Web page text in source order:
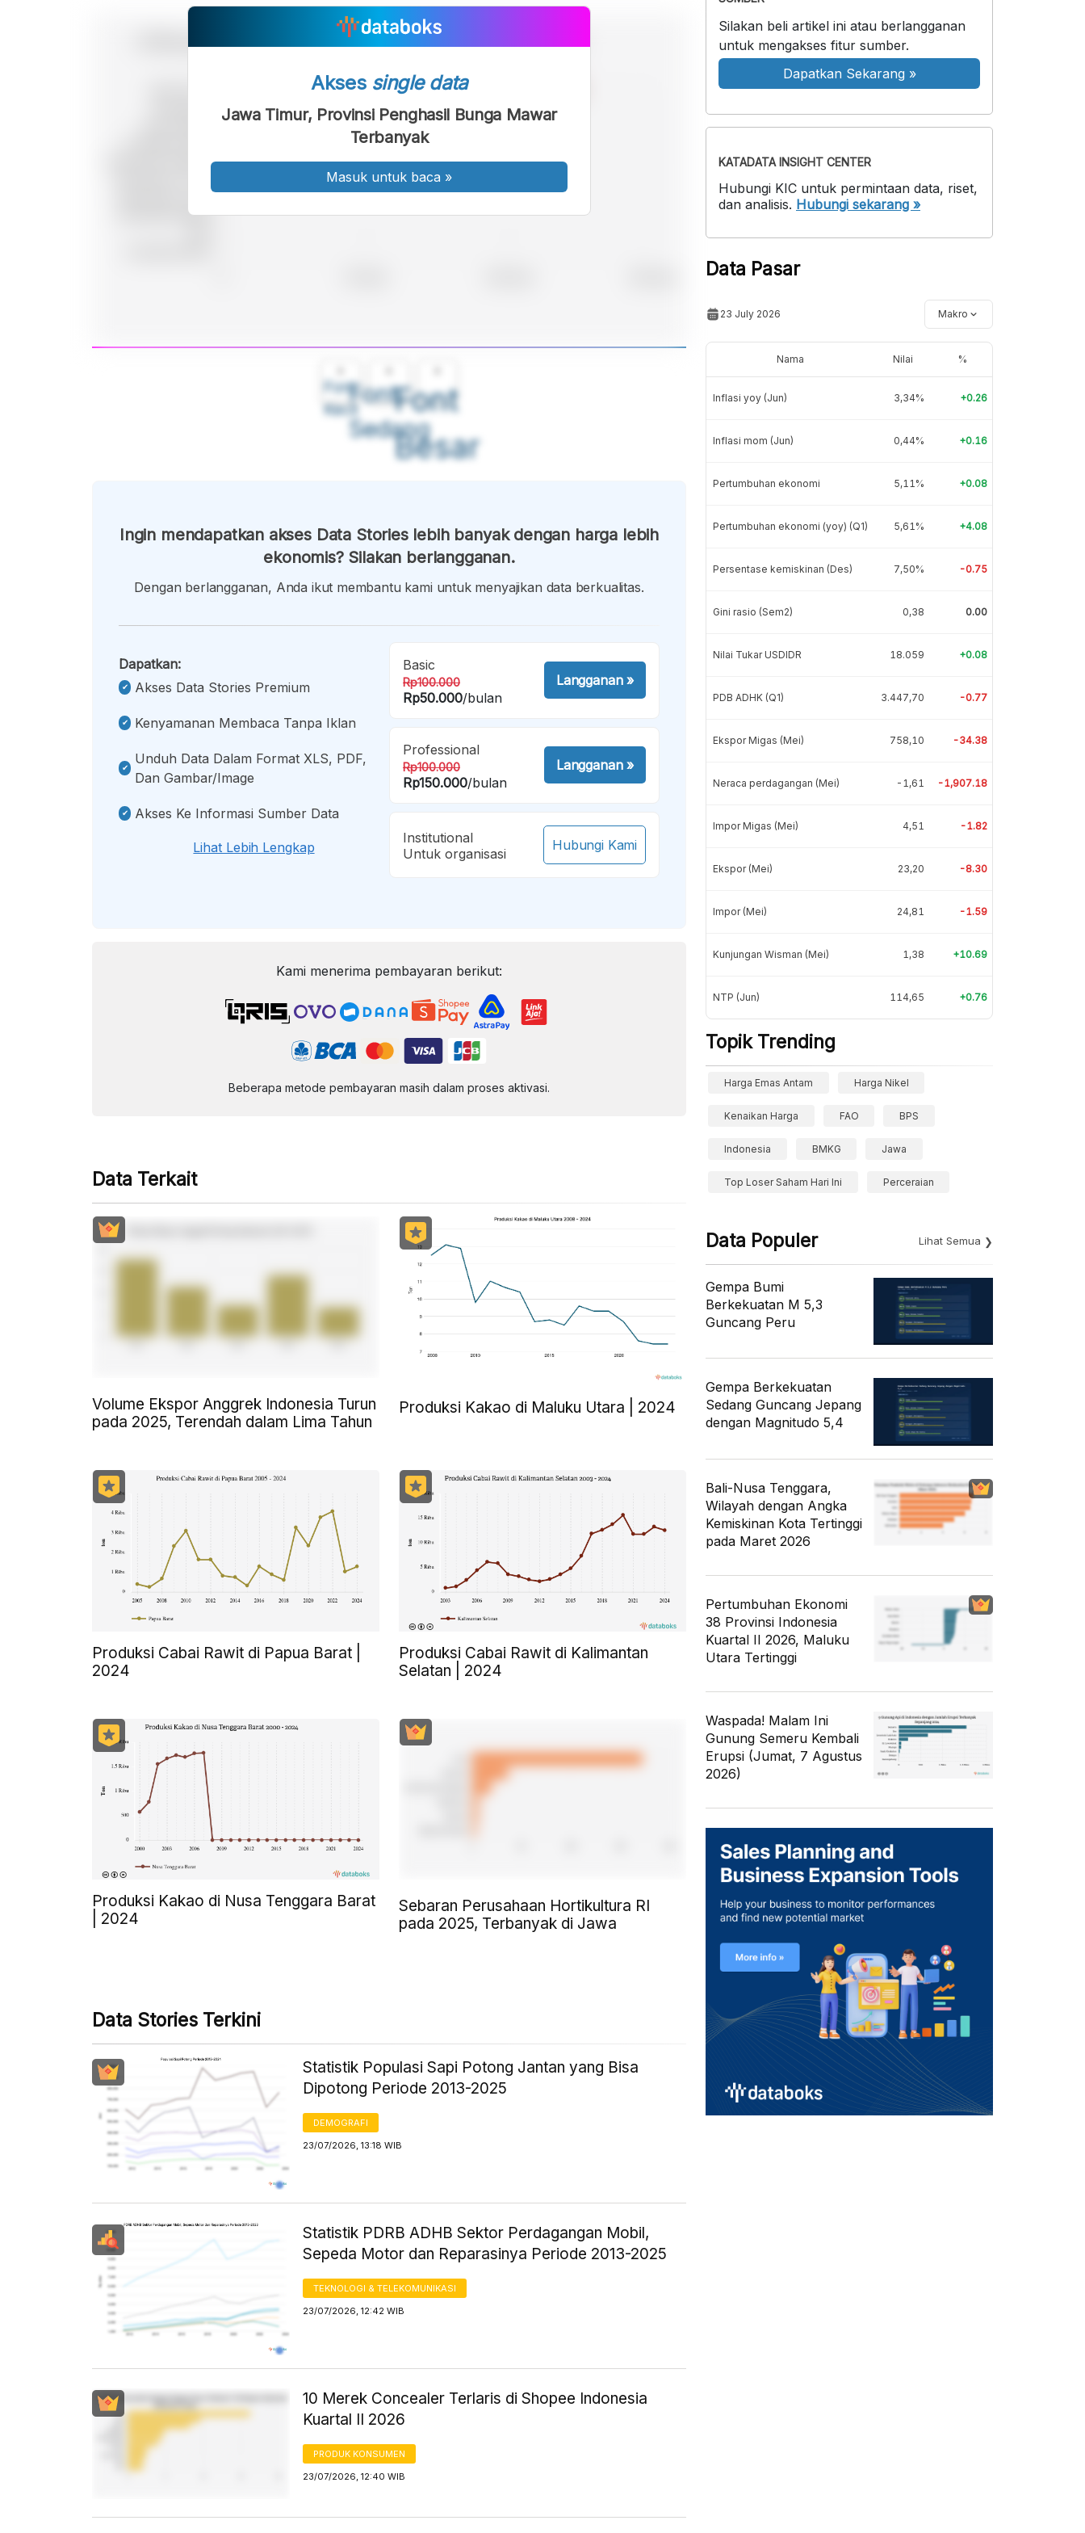
Font
Kecil
Font
Sedang
Font
Besar
Akses single data
Jawa Timur, Provinsi Penghasil Bunga Mawar
Terbanyak
Masuk untuk baca »
Ingin mendapatkan akses Data Stories lebih banyak dengan harga lebih
ekonomis? Silakan berlangganan.
Dengan berlangganan, Anda ikut membantu kami untuk menyajikan data berkualitas.
Dapatkan:
Akses Data Stories Premium
Kenyamanan Membaca Tanpa Iklan
Unduh Data Dalam Format XLS, PDF,
Dan Gambar/image
Akses Ke Informasi Sumber Data
Lihat Lebih Lengkap
Basic
Rp100.000
Rp50.000/bulan
Langganan»
Professional
Rp100.000
Rp150.000/bulan
Langganan»
Institutional
Untuk organisasi
Hubungi Kami
Kami menerima pembayaran berikut:
Beberapa metode pembayaran masih dalam proses aktivasi.
Data Terkait
Volume Ekspor Anggrek Indonesia Turun
pada 2025, Terendah dalam Lima Tahun
Produksi Kakao di Maluku Utara | 2024
Produksi Cabai Rawit di Papua Barat |
2024
Produksi Cabai Rawit di Kalimantan
Selatan | 2024
Produksi Kakao di Nusa Tenggara Barat
| 2024
Sebaran Perusahaan Hortikultura RI
pada 2025, Terbanyak di Jawa
Data Stories Terkini
Statistik Populasi Sapi Potong Jantan yang Bisa
Dipotong Periode 2013-2025
DEMOGRAFI
23/07/2026, 13:18 WIB
Statistik PDRB ADHB Sektor Perdagangan Mobil,
Sepeda Motor dan Reparasinya Periode 2013-2025
TEKNOLOGI & TELEKOMUNIKASI
23/07/2026, 12:42 WIB
10 Merek Concealer Terlaris di Shopee Indonesia
Kuartal II 2026
PRODUK KONSUMEN
23/07/2026, 12:40 WIB
Silakan beli artikel ini atau berlangganan
untuk mengakses fitur sumber.
Dapatkan Sekarang »
KATADATA INSIGHT CENTER
Hubungi KIC untuk permintaan data, riset,
dan analisis. Hubungi sekarang »
Data Pasar
23 July 2026 Makro
Nama Nilai %
Inflasi yoy (Jun) 3,34% +0.26
Inflasi mom (Jun) 0,44% +0.16
Pertumbuhan ekonomi 5,11% +0.08
Pertumbuhan ekonomi (yoy) (Q1) 5,61% +4.08
Persentase kemiskinan (Des) 7,50% -0.75
Gini rasio (Sem2) 0,38 0.00
Nilai Tukar USDIDR 18.059 +0.08
PDB ADHK (Q1) 3.447,70 -0.77
Ekspor Migas (Mei) 758,10 -34.38
Neraca perdagangan (Mei) -1,61 -1,907.18
Impor Migas (Mei) 4,51 -1.82
Ekspor (Mei) 23,20 -8.30
Impor (Mei) 24,81 -1.59
Kunjungan Wisman (Mei) 1,38 +10.69
NTP (Jun) 114,65 +0.76
Topik Trending
Harga Emas Antam Harga Nikel
Kenaikan Harga FAO BPS
Indonesia BMKG Jawa
Top Loser Saham Hari Ini Perceraian
Data Populer Lihat Semua
Gempa Bumi
Berkekuatan M 5,3
Guncang Peru
Gempa Berkekuatan
Sedang Guncang Jepang
dengan Magnitudo 5,4
Bali-Nusa Tenggara,
Wilayah dengan Angka
Kemiskinan Kota Tertinggi
pada Maret 2026
Pertumbuhan Ekonomi
38 Provinsi Indonesia
Kuartal II 2026, Maluku
Utara Tertinggi
Waspada! Malam Ini
Gunung Semeru Kembali
Erupsi (Jumat, 7 Agustus
2026)